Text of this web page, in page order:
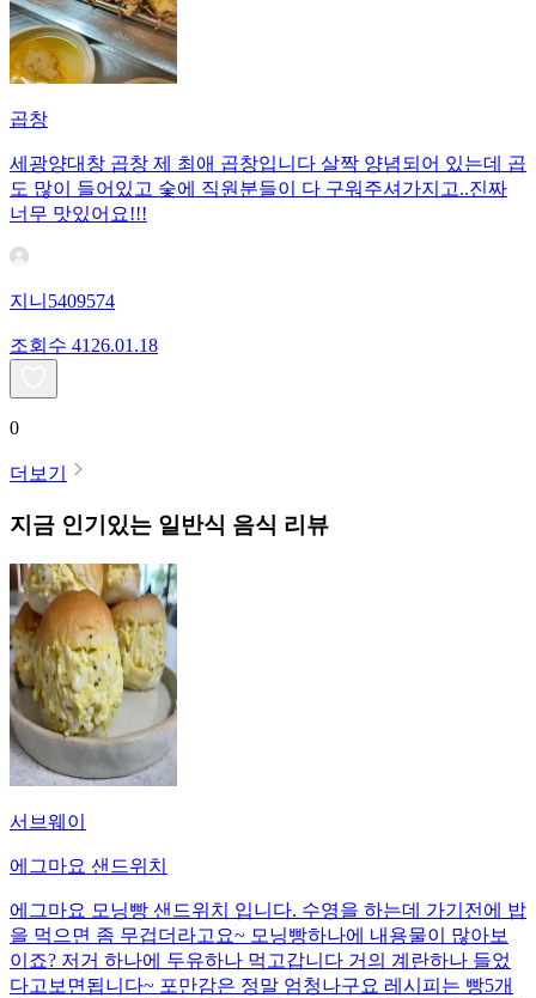
곱창
세광양대창 곱창 제 최애 곱창입니다 살짝 양념되어 있는데 곱
도 많이 들어있고 숯에 직원분들이 다 구워주셔가지고..진짜
너무 맛있어요!!!
지니5409574
조회수 41 26.01.18
0
더보기
지금 인기있는 일반식 음식 리뷰
서브웨이
에그마요 샌드위치
에그마요 모닝빵 샌드위치 입니다. 수영을 하는데 가기전에 밥
을 먹으면 좀 무겁더라고요~ 모닝빵하나에 내용물이 많아보
이죠? 저거 하나에 두유하나 먹고갑니다 거의 계란하나 들었
다고보면됩니다~ 포만감은 정말 엄청나구요 레시피는 빵5개